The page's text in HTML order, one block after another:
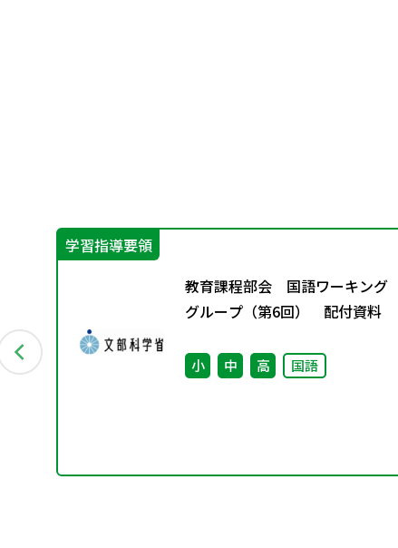
学習指導要領
教育課程部会 国語ワーキング
グループ（第6回） 配付資料
小 中 高 国語